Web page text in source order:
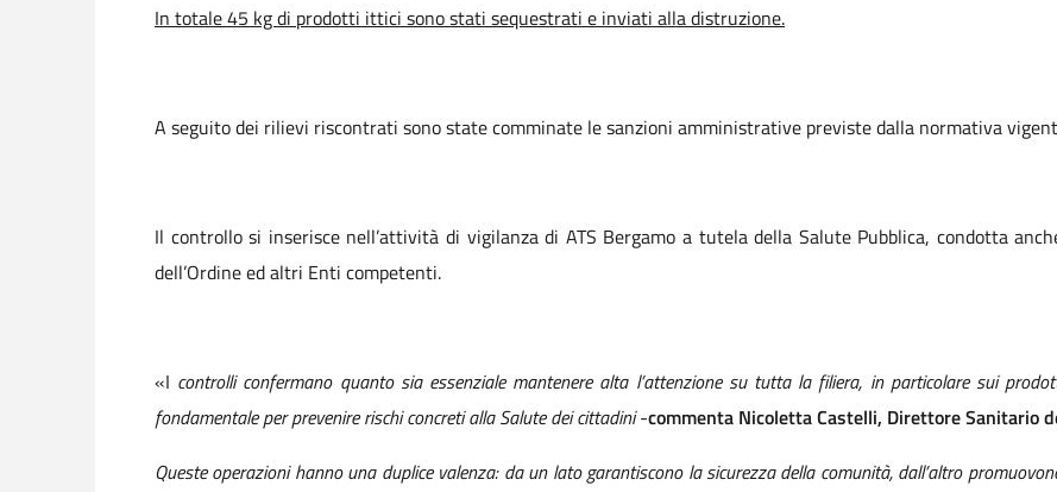
In totale 45 kg di prodotti ittici sono stati sequestrati e inviati alla distruzione.
A seguito dei rilievi riscontrati sono state comminate le sanzioni amministrative previste dalla normativa
Il controllo si inserisce nell’attività di vigilanza di ATS Bergamo a tutela della Salute Pubblica, condotta
dell’Ordine ed altri Enti competenti.
«I controlli confermano quanto sia essenziale mantenere alta l’attenzione su tutta la filiera, in particolare sui
fondamentale per prevenire rischi concreti alla Salute dei cittadini-commenta Nicoletta Castelli, Direttore Sanitario
Queste operazioni hanno una duplice valenza: da un lato garantiscono la sicurezza della comunità, dall’altro